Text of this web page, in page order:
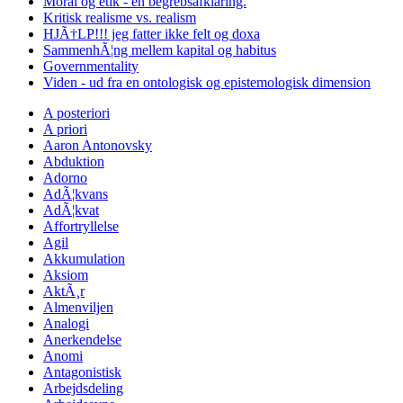
Kritisk realisme vs. realism
HJÃ†LP!!! jeg fatter ikke felt og doxa
SammenhÃ¦ng mellem kapital og habitus
Governmentality
Viden - ud fra en ontologisk og epistemologisk dimension
A posteriori
A priori
Aaron Antonovsky
Abduktion
Adorno
AdÃ¦kvans
AdÃ¦kvat
Affortryllelse
Agil
Akkumulation
Aksiom
AktÃ¸r
Almenviljen
Analogi
Anerkendelse
Anomi
Antagonistisk
Arbejdsdeling